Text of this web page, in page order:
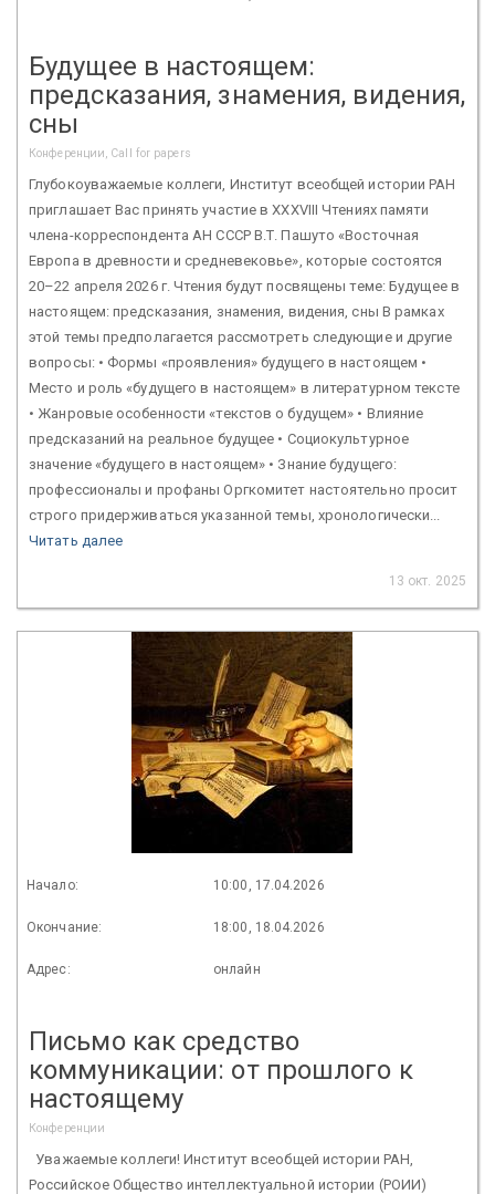
Будущее в настоящем:
предсказания, знамения, видения,
сны
Конференции, Call for papers
Глубокоуважаемые коллеги, Институт всеобщей истории РАН
приглашает Вас принять участие в XXХVIII Чтениях памяти
члена-корреспондента АН СССР В.Т. Пашуто «Восточная
Европа в древности и средневековье», которые состоятся
20–22 апреля 2026 г. Чтения будут посвящены теме: Будущее в
настоящем: предсказания, знамения, видения, сны В рамках
этой темы предполагается рассмотреть следующие и другие
вопросы: • Формы «проявления» будущего в настоящем •
Место и роль «будущего в настоящем» в литературном тексте
• Жанровые особенности «текстов о будущем» • Влияние
предсказаний на реальное будущее • Социокультурное
значение «будущего в настоящем» • Знание будущего:
профессионалы и профаны Оргкомитет настоятельно просит
строго придерживаться указанной темы, хронологически...
Читать далее
13 окт. 2025
Начало: 10:00, 17.04.2026
Окончание: 18:00, 18.04.2026
Адрес: онлайн
Письмо как средство
коммуникации: от прошлого к
настоящему
Конференции
Уважаемые коллеги! Институт всеобщей истории РАН,
Российское Общество интеллектуальной истории (РОИИ)